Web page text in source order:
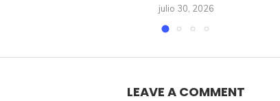
julio 30, 2026
LEAVE A COMMENT